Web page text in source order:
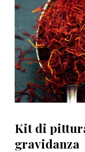
Kit di
gravidanza